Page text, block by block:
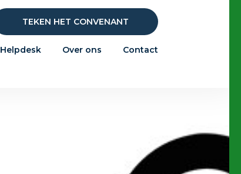
Helpdesk Over ons Contact
TEKEN HET CONVENANT